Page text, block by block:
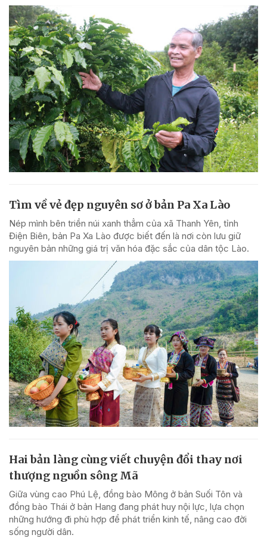
Tìm về vẻ đẹp nguyên sơ ở bản Pa Xa Lào
Nép mình bên triền núi xanh thẳm của xã Thanh Yên, tỉnh
Điện Biên, bản Pa Xa Lào được biết đến là nơi còn lưu giữ
nguyên bản những giá trị văn hóa đặc sắc của dân tộc Lào.
Hai bản làng cùng viết chuyện đổi thay nơi
thượng nguồn sông Mã
Giữa vùng cao Phú Lệ, đồng bào Mông ở bản Suối Tôn và
đồng bào Thái ở bản Hang đang phát huy nội lực, lựa chọn
những hướng đi phù hợp để phát triển kinh tế, nâng cao đời
sống người dân.